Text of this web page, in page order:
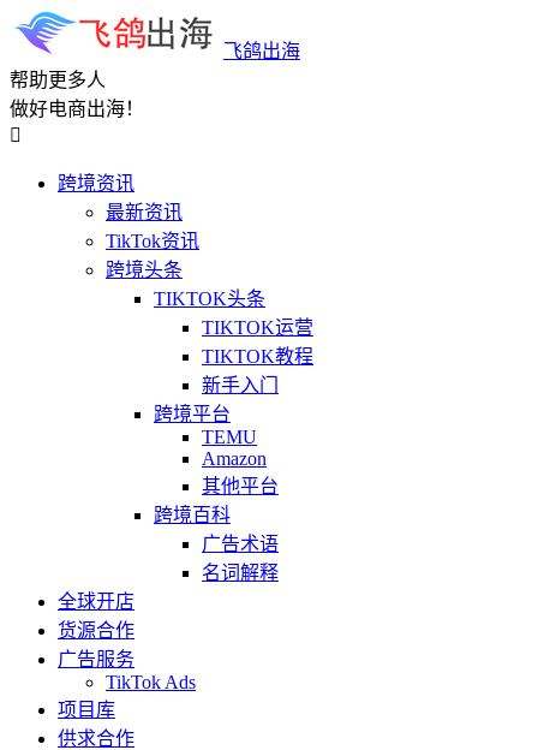
飞鸽出海
帮助更多人
做好电商出海！

跨境资讯
最新资讯
TikTok资讯
跨境头条
TIKTOK头条
TIKTOK运营
TIKTOK教程
新手入门
跨境平台
TEMU
Amazon
其他平台
跨境百科
广告术语
名词解释
全球开店
货源合作
广告服务
TikTok Ads
项目库
供求合作